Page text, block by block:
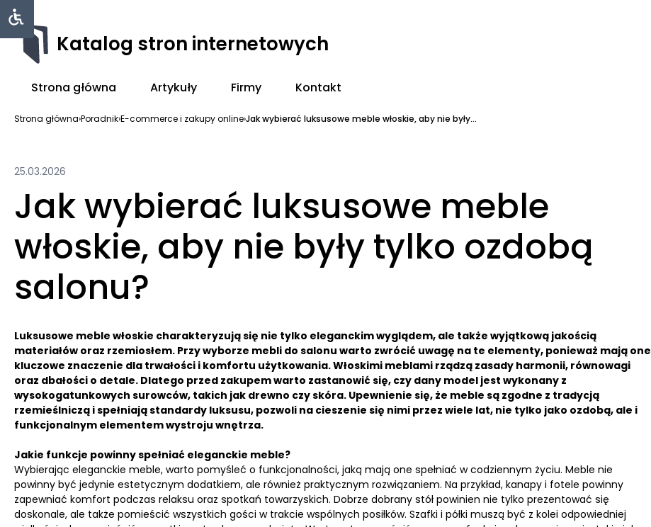
Katalog stron internetowych
Strona główna Artykuły Firmy Kontakt
Strona główna›Poradnik›E-commerce i zakupy online›Jak wybierać luksusowe meble włoskie, aby nie były...
25.03.2026
Jak wybierać luksusowe meble
włoskie, aby nie były tylko ozdobą
salonu?
Luksusowe meble włoskie charakteryzują się nie tylko eleganckim wyglądem, ale także wyjątkową jakością
materiałów oraz rzemiosłem. Przy wyborze mebli do salonu warto zwrócić uwagę na te elementy, ponieważ mają one
kluczowe znaczenie dla trwałości i komfortu użytkowania. Włoskimi meblami rządzą zasady harmonii, równowagi
oraz dbałości o detale. Dlatego przed zakupem warto zastanowić się, czy dany model jest wykonany z
wysokogatunkowych surowców, takich jak drewno czy skóra. Upewnienie się, że meble są zgodne z tradycją
rzemieślniczą i spełniają standardy luksusu, pozwoli na cieszenie się nimi przez wiele lat, nie tylko jako ozdobą, ale i
funkcjonalnym elementem wystroju wnętrza.
Jakie funkcje powinny spełniać eleganckie meble?
Wybierając eleganckie meble, warto pomyśleć o funkcjonalności, jaką mają one spełniać w codziennym życiu. Meble nie
powinny być jedynie estetycznym dodatkiem, ale również praktycznym rozwiązaniem. Na przykład, kanapy i fotele powinny
zapewniać komfort podczas relaksu oraz spotkań towarzyskich. Dobrze dobrany stół powinien nie tylko prezentować się
doskonale, ale także pomieścić wszystkich gości w trakcie wspólnych posiłków. Szafki i półki muszą być z kolei odpowiedniej